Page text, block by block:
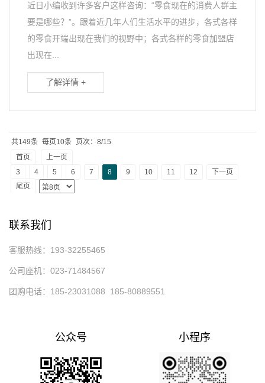
近日小编收到许多客户这样咨询：“零食现在的消费人群主
要是哪些？”。跟着近几年人们生活水平的进步，各式各样
的零食开端出现在我们的视野中；各式各样的零食加盟店
出现在...
了解详情 +
共149条 每页10条
页次：8/15
首页
上一页
3
4 5 6 7 8 9 10 11 12
下一页
尾页
联系我们
客服热线：193-32255465
公司座机：023-71484567
团购电话：185-23031088 185-80889551
公众号 小程序